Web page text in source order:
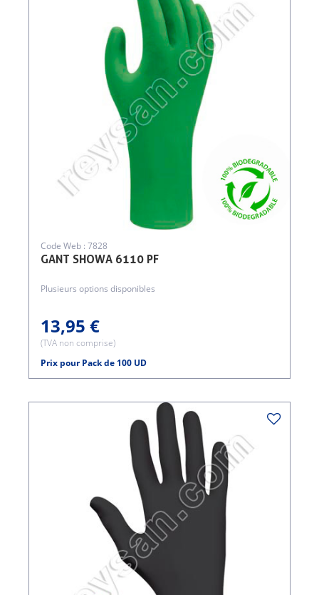
GANT SHOWA 6110 PF
Code Web : 7828
Plusieurs options disponibles
13,95 €
(TVA non comprise)
Prix pour Pack de 100 UD